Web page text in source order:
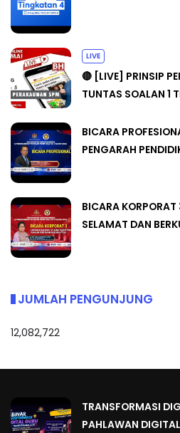
LIVE
🔴 [LIVE] PRINSIP
TUNTAS SOALAN 1
BICARA
PENGARAH
BICARA
SELAMAT DAN
JUMLAH PENGUNJUNG
12,082,722
TRANSFORMASI
PAHLAWAN